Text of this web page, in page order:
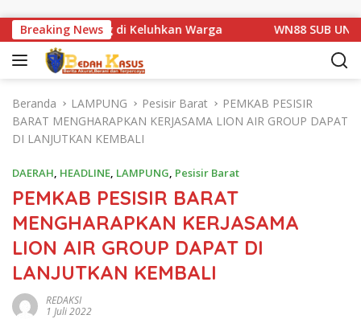
Breaking News
1 Basarang di Keluhkan Warga WN88 SUB UNIT 13
Beranda LAMPUNG Pesisir Barat
PEMKAB PESISIR
BARAT MENGHARAPKAN KERJASAMA LION AIR GROUP DAPAT
DI LANJUTKAN KEMBALI
DAERAH, HEADLINE, LAMPUNG, Pesisir Barat
PEMKAB PESISIR BARAT
MENGHARAPKAN KERJASAMA
LION AIR GROUP DAPAT DI
LANJUTKAN KEMBALI
REDAKSI
1 Juli 2022